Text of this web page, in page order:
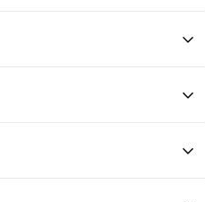
a mão de obra de mecânica